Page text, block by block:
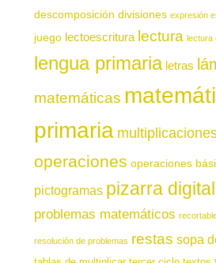
descomposición divisiones expresión
juego lectoescritura lectura lectura
lengua primaria letras
matemáticas
primaria
operaciones operaciones
pictogramas pizarra digital
problemas matemáticos
resolución de problemas restas sopa